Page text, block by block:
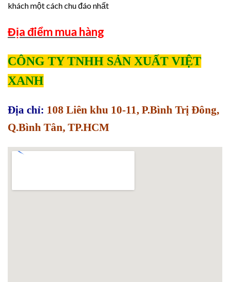
khách một cách chu đáo nhất
Địa điểm mua hàng
CÔNG TY TNHH SẢN XUẤT VIỆT
XANH
Địa chỉ: 108 Liên khu 10-11, P.Bình Trị Đông,
Q.Bình Tân, TP.HCM